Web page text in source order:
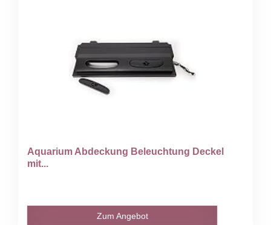
Aquarium Abdeckung Beleuchtung Deckel
mit...
Zum Angebot